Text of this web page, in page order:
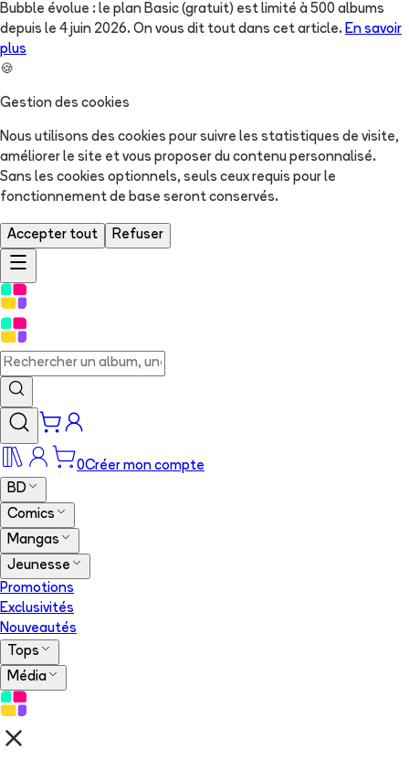
Bubble évolue : le plan Basic (gratuit) est limité à 500 albums
depuis le 4 juin 2026. On vous dit tout dans cet article. En savoir
plus
🍪
Gestion des cookies
Nous utilisons des cookies pour suivre les statistiques de visite,
améliorer le site et vous proposer du contenu personnalisé.
Sans les cookies optionnels, seuls ceux requis pour le
fonctionnement de base seront conservés.
Accepter tout Refuser
0Créer mon compte
BD
Comics
Mangas
Jeunesse
Promotions
Exclusivités
Nouveautés
Tops
Média